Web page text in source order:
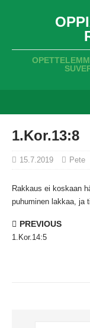
1.Kor.13:8
15.7.2019 Pete
Rakkaus ei koskaan
puhuminen lakkaa, ja
PREVIOUS
1.Kor.14:5